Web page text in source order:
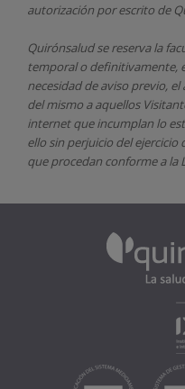
autorización por escrito de
Quirónsaludse reserva la
temporal o definitivamente,
necesidad de aviso previo,
del mismo a aquellos
internet que incumplan lo
ello sin perjuicio del ejercicio
que procedan conforme a la